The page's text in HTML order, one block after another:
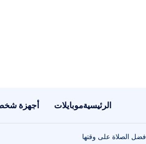
الرئيسيةموبايلات أجهزة
فضل الصلاة على وقتها